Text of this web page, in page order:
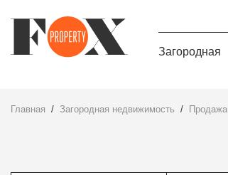
Загородная
Главная Загородная недвижимость Продажа